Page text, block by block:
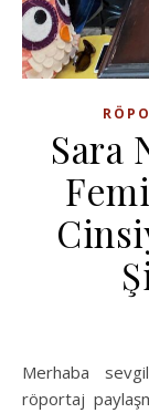
Sara
Merhaba sevgili dostlarım. Uzun zamandır bloğumda
röportaj